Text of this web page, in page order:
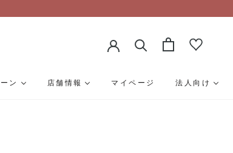
ン
店舗情報 マイページ 法人向け